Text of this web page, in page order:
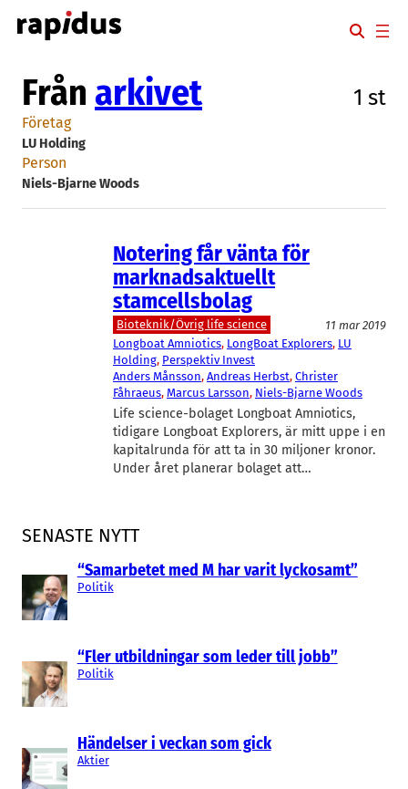
Hoppa
till
SENASTE NYTT
“Samarbetet med M har varit lyckosamt”
Politik
“Fler utbildningar som leder till jobb”
Politik
Händelser i veckan som gick
Aktier
Från arkivet 1 st
Företag
LU Holding
Person
Niels-Bjarne Woods
Notering får vänta för
marknadsaktuellt
stamcellsbolag
Bioteknik/Övrig life science
11 mar 2019
Longboat Amniotics, LongBoat Explorers, LU
Holding, Perspektiv Invest
Anders Månsson, Andreas Herbst, Christer
Fåhraeus, Marcus Larsson, Niels-Bjarne Woods
Life science-bolaget Longboat Amniotics,
tidigare Longboat Explorers, är mitt uppe i en
kapitalrunda för att ta in 30 miljoner kronor.
Under året planerar bolaget att…